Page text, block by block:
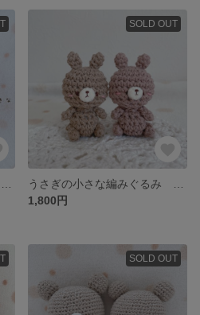
SOLD OUT
1,800円
SOLD OUT